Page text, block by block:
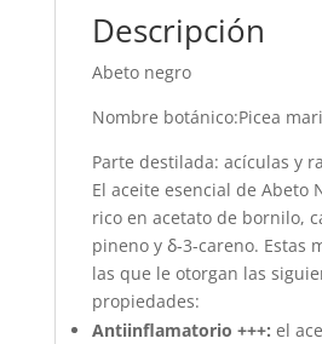
Descripción
Abeto negro
Nombre botánico:Picea
Parte destilada: acículas y
El aceite esencial de Abeto
rico en acetato de bornilo,
pineno y ẟ-3-careno. Estas
las que le otorgan las
propiedades:
Antiinflamatorio +++: el